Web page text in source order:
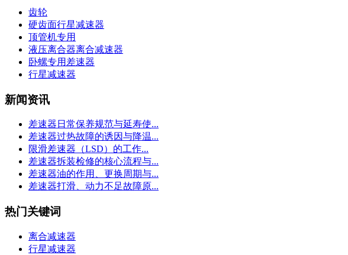
齿轮
硬齿面行星减速器
顶管机专用
液压离合器离合减速器
卧螺专用差速器
行星减速器
新闻资讯
差速器日常保养规范与延寿使...
差速器过热故障的诱因与降温...
限滑差速器（LSD）的工作...
差速器拆装检修的核心流程与...
差速器油的作用、更换周期与...
差速器打滑、动力不足故障原...
热门关键词
离合减速器
行星减速器